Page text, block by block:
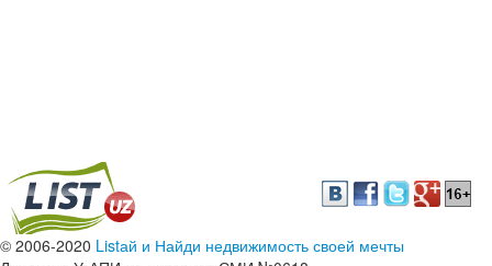
© 2006-2020 Listай и Найди недвижимость своей мечты